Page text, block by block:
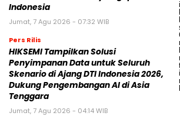
Indonesia
Jumat, 7 Agu 2026 - 07:32 WIB
Pers Rilis
HIKSEMI Tampilkan Solusi
Penyimpanan Data untuk Seluruh
Skenario di Ajang DTI Indonesia 2026,
Dukung Pengembangan AI di Asia
Tenggara
Jumat, 7 Agu 2026 - 04:14 WIB